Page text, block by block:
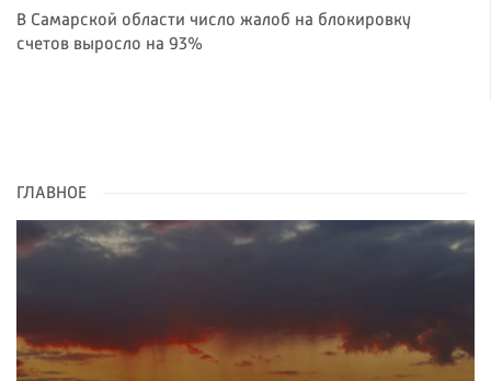
В Самарской области число жалоб на блокировку
счетов выросло на 93%
ГЛАВНОЕ